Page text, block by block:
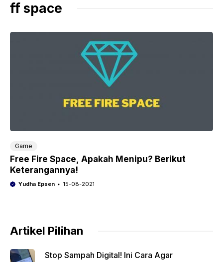
ff space
Game
Free Fire Space, Apakah Menipu? Berikut
Keterangannya!
Yudha Epsen 15-08-2021
Artikel Pilihan
Stop Sampah Digital! Ini Cara Agar